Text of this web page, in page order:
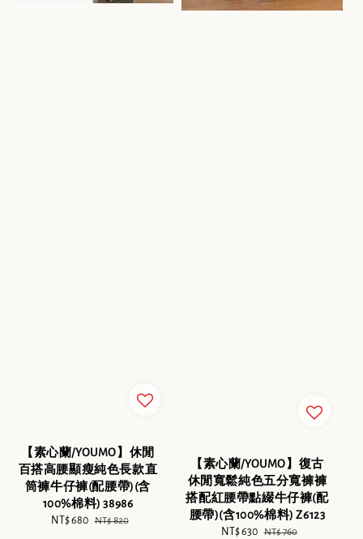
【素心蘭/YOUMO】休閒
百搭高腰顯瘦純色長款直
筒褲牛仔褲(配腰帶)(含
100%棉料) 38986
Sale
NT$ 680 Regular
NT$ 820
【素心蘭/YOUMO】復古
休閒寬鬆純色五分寬褲褲
搭配紅腰帶點綴牛仔褲(配
腰帶)(含100%棉料) Z6123
Sale
NT$ 630 Regular
NT$ 760